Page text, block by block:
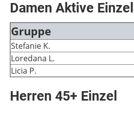
Damen Aktive Einzel
Gruppe
Stefanie K.
Loredana L.
Licia P.
Herren 45+ Einzel